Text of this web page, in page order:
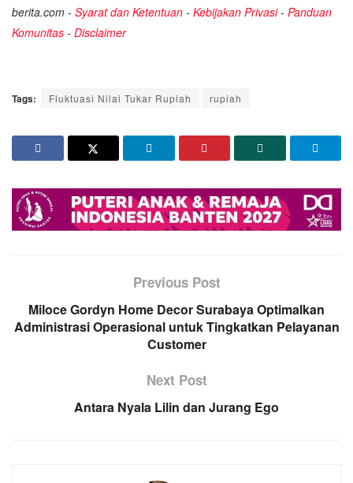
berita.com - Syarat dan Ketentuan - Kebijakan Privasi- Panduan
Komunitas - Disclaimer
Tags: Fluktuasi Nilai Tukar Rupiah rupiah
Previous Post
Miloce Gordyn Home Decor Surabaya Optimalkan
Administrasi Operasional untuk Tingkatkan Pelayanan
Customer
Next Post
Antara Nyala Lilin dan Jurang Ego